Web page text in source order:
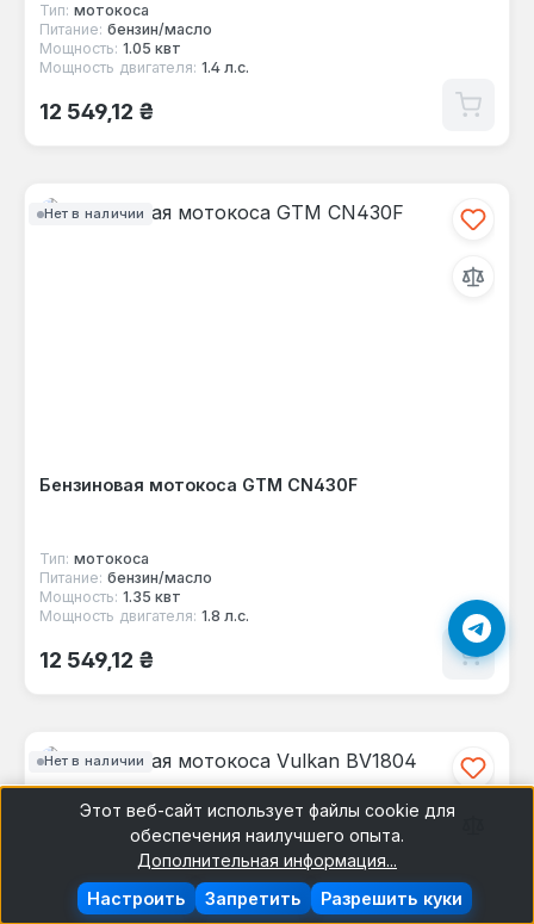
Тип: мотокоса
Питание: бензин/масло
Мощность: 1.05 квт
Мощность двигателя: 1.4 л.с.
Обычная цена:
12 549,12 ₴
Нет в наличии
Бензиновая мотокоса GTM CN430F
Тип: мотокоса
Питание: бензин/масло
Мощность: 1.35 квт
Мощность двигателя: 1.8 л.с.
Обычная цена:
12 549,12 ₴
Нет в наличии
Этот веб-сайт использует файлы cookie для
обеспечения наилучшего опыта.
Дополнительная информация...
Запретить
Настроить Разрешить куки